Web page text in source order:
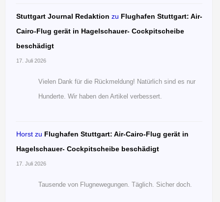
Stuttgart Journal Redaktion zu Flughafen Stuttgart: Air-
Cairo-Flug gerät in Hagelschauer- Cockpitscheibe
beschädigt
17. Juli 2026
Vielen Dank für die Rückmeldung! Natürlich sind es nur
Hunderte. Wir haben den Artikel verbessert.
Horst zu Flughafen Stuttgart: Air-Cairo-Flug gerät in
Hagelschauer- Cockpitscheibe beschädigt
17. Juli 2026
Tausende von Flugnewegungen. Täglich. Sicher doch.